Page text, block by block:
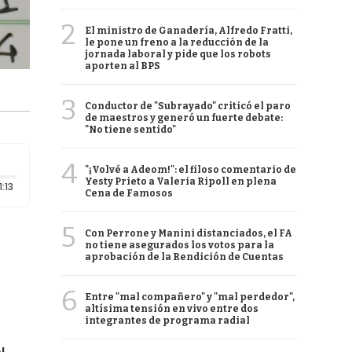
Duración: 1 minutos y 13 segundos
2
El ministro de Ganadería, Alfredo Fratti,
le pone un freno a la reducción de la
jornada laboral y pide que los robots
aporten al BPS
3
Conductor de "Subrayado" criticó el paro
de maestros y generó un fuerte debate:
"No tiene sentido"
4
"¡Volvé a Adeom!": el filoso comentario de
Yesty Prieto a Valeria Ripoll en plena
Cena de Famosos
5
Con Perrone y Manini distanciados, el FA
no tiene asegurados los votos para la
aprobación de la Rendición de Cuentas
6
Entre "mal compañero" y "mal perdedor",
altísima tensión en vivo entre dos
integrantes de programa radial